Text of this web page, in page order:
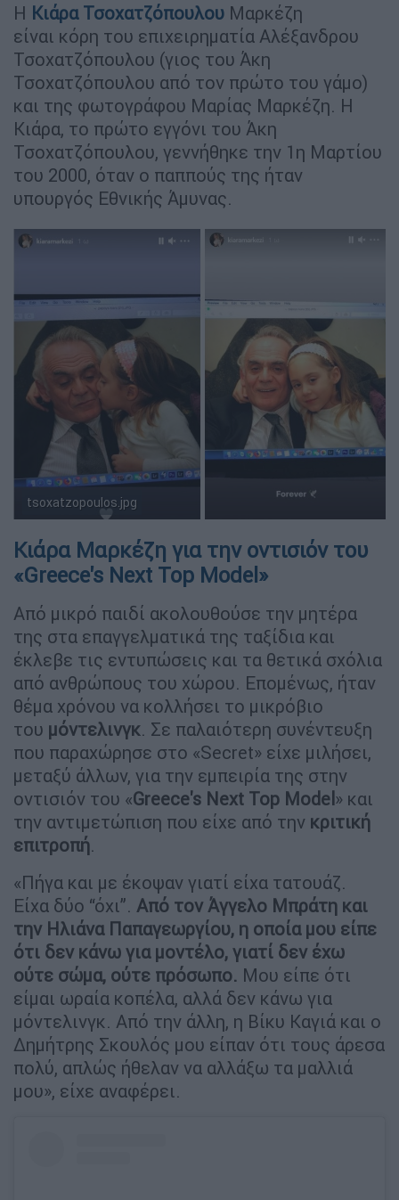
Η Κιάρα Τσοχατζόπουλου Μαρκέζη
είναι κόρη του επιχειρηματία Αλέξανδρου
Τσοχατζόπουλου (γιος του Άκη
Τσοχατζόπουλου από τον πρώτο του γάμο)
και της φωτογράφου Μαρίας Μαρκέζη. Η
Κιάρα, το πρώτο εγγόνι του Άκη
Τσοχατζόπουλου, γεννήθηκε την 1η Μαρτίου
του 2000, όταν ο παππούς της ήταν
υπουργός Εθνικής Άμυνας.
tsoxatzopoulos.jpg
Κιάρα Μαρκέζη για την οντισιόν του
«Greece's Next Top Model»
Από μικρό παιδί ακολουθούσε την μητέρα
της στα επαγγελματικά της ταξίδια και
έκλεβε τις εντυπώσεις και τα θετικά σχόλια
από ανθρώπους του χώρου. Επομένως, ήταν
θέμα χρόνου να κολλήσει το μικρόβιο
του μόντελινγκ. Σε παλαιότερη συνέντευξη
που παραχώρησε στο «Secret» είχε μιλήσει,
μεταξύ άλλων, για την εμπειρία της στην
οντισιόν του «Greece's Next Top Model » και
την αντιμετώπιση που είχε από την κριτική
επιτροπή.
«Πήγα και με έκοψαν γιατί είχα τατουάζ.
Είχα δύο “όχι”. Από τον Άγγελο Μπράτη και
την Ηλιάνα Παπαγεωργίου, η οποία μου είπε
ότι δεν κάνω για μοντέλο, γιατί δεν έχω
ούτε σώμα, ούτε πρόσωπο. Μου είπε ότι
είμαι ωραία κοπέλα, αλλά δεν κάνω για
μόντελινγκ. Από την άλλη, η Βίκυ Καγιά και ο
Δημήτρης Σκουλός μου είπαν ότι τους άρεσα
πολύ, απλώς ήθελαν να αλλάξω τα μαλλιά
μου», είχε αναφέρει.